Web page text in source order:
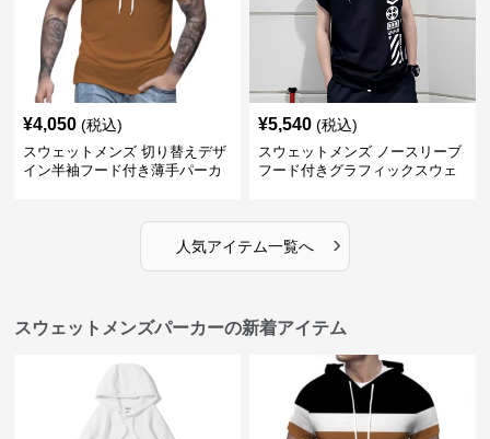
¥4,050 (税込)
スウェットメンズ 切り替えデザ
イン半袖フード付き薄手パーカ
¥5,540 (税込)
スウェットメンズ ノースリーブ
フード付きグラフィックスウェ
人気アイテム一覧へ ›
スウェットメンズパーカーの新着アイテム